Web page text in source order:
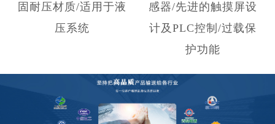
固耐压材质/适用于液
压系统
感器/先进的触摸屏设
计及PLC控制/过载保
护功能